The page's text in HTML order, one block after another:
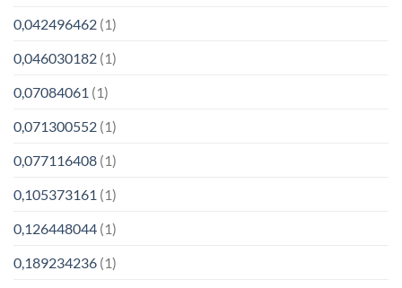
0,042496462 (1)
0,046030182 (1)
0,07084061 (1)
0,071300552 (1)
0,077116408 (1)
0,105373161 (1)
0,126448044 (1)
0,189234236 (1)